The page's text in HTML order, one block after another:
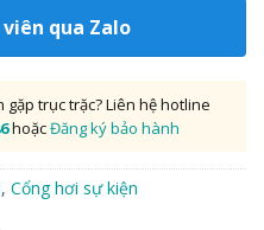
qua Zalo
trục trặc? Liên hệ hotline
hoặcĐăng ký bảo hành
, Cổng hơi sự kiện